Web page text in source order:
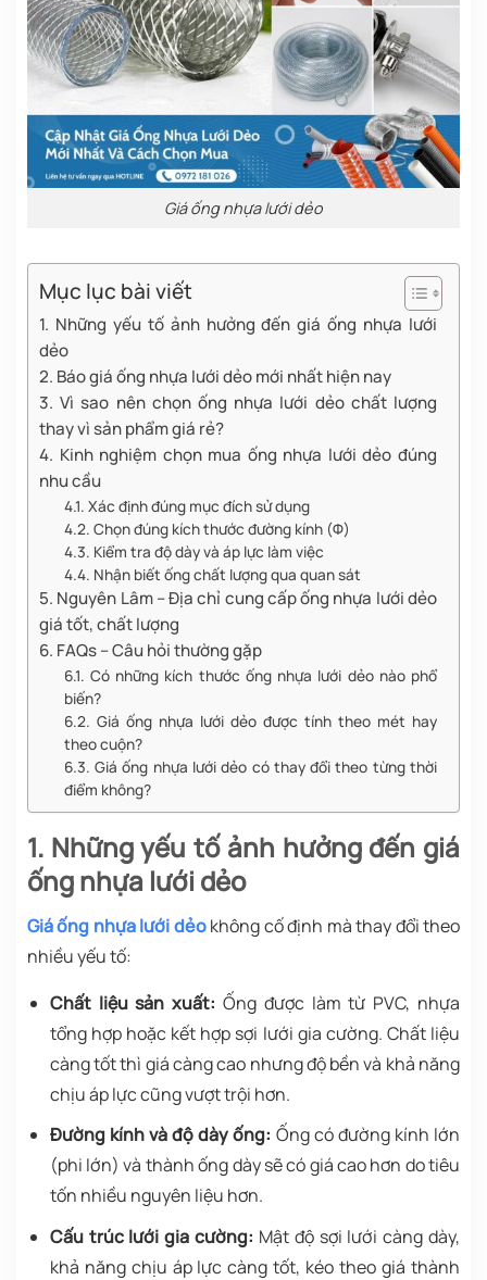
Giá ống nhựa lưới dẻo
Mục lục bài viết
1. Những yếu tố ảnh hưởng đến giá ống nhựa lưới
dẻo
2. Báo giá ống nhựa lưới dẻo mới nhất hiện nay
3. Vì sao nên chọn ống nhựa lưới dẻo chất lượng
thay vì sản phẩm giá rẻ?
4. Kinh nghiệm chọn mua ống nhựa lưới dẻo đúng
nhu cầu
4.1. Xác định đúng mục đích sử dụng
4.2. Chọn đúng kích thước đường kính (Φ)
4.3. Kiểm tra độ dày và áp lực làm việc
4.4. Nhận biết ống chất lượng qua quan sát
5. Nguyên Lâm – Địa chỉ cung cấp ống nhựa lưới dẻo
giá tốt, chất lượng
6. FAQs – Câu hỏi thường gặp
6.1. Có những kích thước ống nhựa lưới dẻo nào phổ
biến?
6.2. Giá ống nhựa lưới dẻo được tính theo mét hay
theo cuộn?
6.3. Giá ống nhựa lưới dẻo có thay đổi theo từng thời
điểm không?
1. Những yếu tố ảnh hưởng đến giá
ống nhựa lưới dẻo
Giá ống nhựa lưới dẻokhông cố định mà thay đổi theo
nhiều yếu tố:
Chất liệu sản xuất: Ống được làm từ PVC, nhựa
tổng hợp hoặc kết hợp sợi lưới gia cường. Chất liệu
càng tốt thì giá càng cao nhưng độ bền và khả năng
chịu áp lực cũng vượt trội hơn.
Đường kính và độ dày ống: Ống có đường kính lớn
(phi lớn) và thành ống dày sẽ có giá cao hơn do tiêu
tốn nhiều nguyên liệu hơn.
Cấu trúc lưới gia cường: Mật độ sợi lưới càng dày,
khả năng chịu áp lực càng tốt, kéo theo giá thành